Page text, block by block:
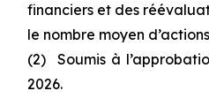
financiers et des
le nombre moyen
(2) Soumis à
2026.